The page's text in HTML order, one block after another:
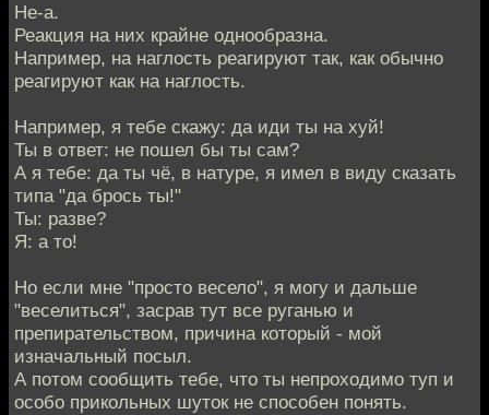
Не-а.
Реакция на них крайне однообразна.
Например, на наглость реагируют так, как обычно
реагируют как на наглость.
Например, я тебе скажу: да иди ты на хуй!
Ты в ответ: не пошел бы ты сам?
А я тебе: да ты чё, в натуре, я имел в виду сказать
типа "да брось ты!"
Ты: разве?
Я: а то!
Но если мне "просто весело", я могу и дальше
"веселиться", засрав тут все руганью и
препирательством, причина который - мой
изначальный посыл.
А потом сообщить тебе, что ты непроходимо туп и
особо прикольных шуток не способен понять.